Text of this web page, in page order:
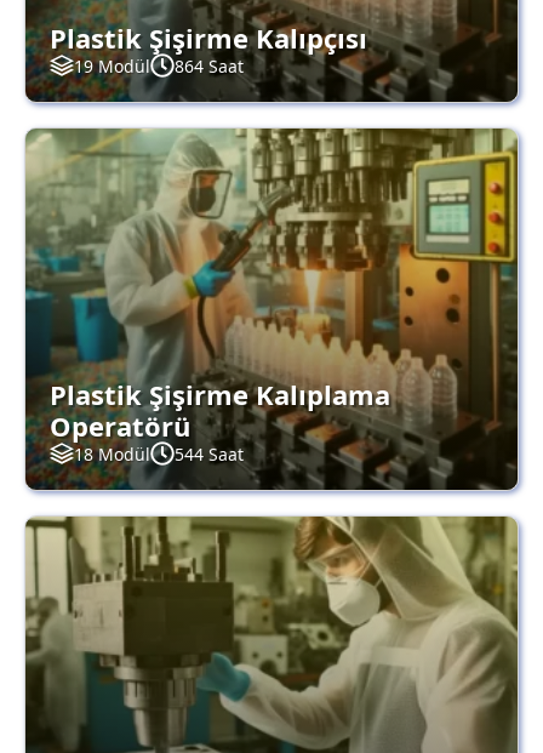
Plastik Şişirme Kalıpçısı
19 Modül 864 Saat
Plastik Şişirme Kalıplama
Operatörü
18 Modül 544 Saat